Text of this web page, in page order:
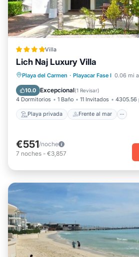
Villa
Lich Naj Luxury Villa
Playa del Carmen · Playacar Fase I 0.06 mi
10.0 Excepcional(1 Revisar)
4 Dormitorios 1 Baño 11 Invitados 4305.56
Playa privada Frente al mar
Playa privada
Frente al mar
Aparcamiento
€551/noche
7 noches - €3,857